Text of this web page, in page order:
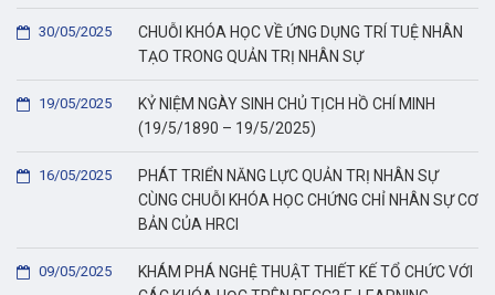
CHUỖI KHÓA HỌC VỀ ỨNG DỤNG TRÍ TUỆ NHÂN
TẠO TRONG QUẢN TRỊ NHÂN SỰ
30/05/2025
KỶ NIỆM NGÀY SINH CHỦ TỊCH HỒ CHÍ MINH
(19/5/1890 – 19/5/2025)
19/05/2025
PHÁT TRIỂN NĂNG LỰC QUẢN TRỊ NHÂN SỰ
CÙNG CHUỖI KHÓA HỌC CHỨNG CHỈ NHÂN SỰ CƠ
BẢN CỦA HRCI
16/05/2025
KHÁM PHÁ NGHỆ THUẬT THIẾT KẾ TỔ CHỨC VỚI
09/05/2025